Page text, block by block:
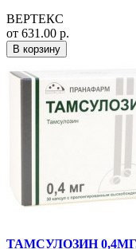
ВЕРТЕКС
от 631.00 р.
В корзину
ТАМСУЛОЗИН